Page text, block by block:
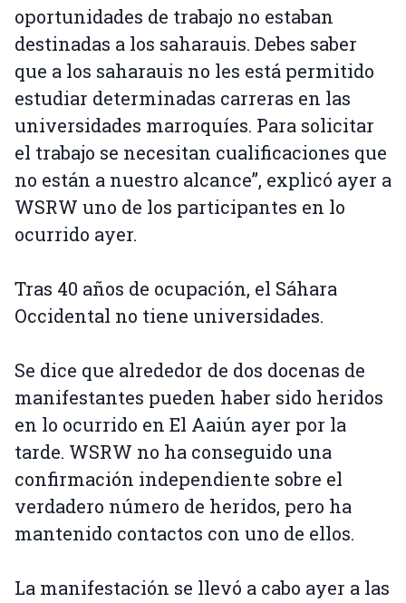
oportunidades de trabajo no estaban
destinadas a los saharauis. Debes saber
que a los saharauis no les está permitido
estudiar determinadas carreras en las
universidades marroquíes. Para solicitar
el trabajo se necesitan cualificaciones que
no están a nuestro alcance”, explicó ayer a
WSRW uno de los participantes en lo
ocurrido ayer.
Tras 40 años de ocupación, el Sáhara
Occidental no tiene universidades.
Se dice que alrededor de dos docenas de
manifestantes pueden haber sido heridos
en lo ocurrido en El Aaiún ayer por la
tarde. WSRW no ha conseguido una
confirmación independiente sobre el
verdadero número de heridos, pero ha
mantenido contactos con uno de ellos.
La manifestación se llevó a cabo ayer a las